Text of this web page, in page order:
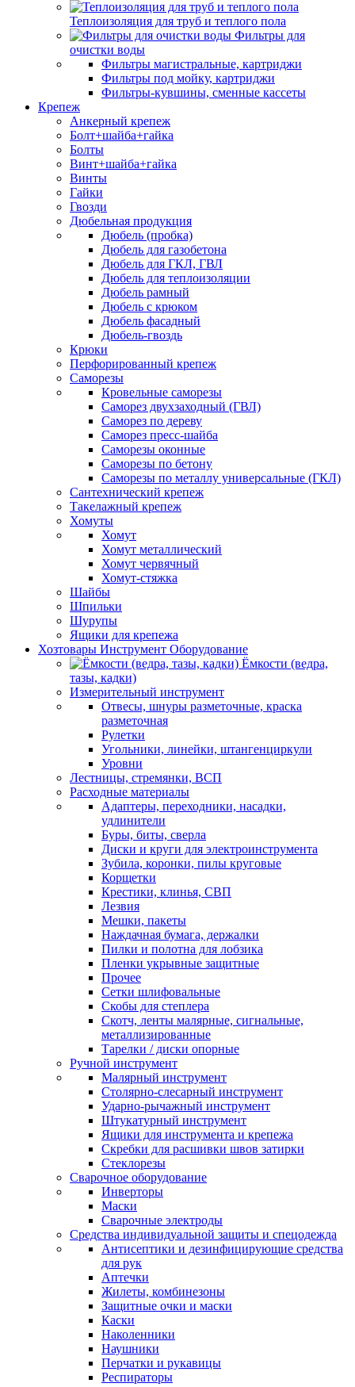
Теплоизоляция для труб и теплого пола
Фильтры для
очистки воды
Фильтры магистральные, картриджи
Фильтры под мойку, картриджи
Фильтры-кувшины, сменные кассеты
Крепеж
Анкерный крепеж
Болт+шайба+гайка
Болты
Винт+шайба+гайка
Винты
Гайки
Гвозди
Дюбельная продукция
Дюбель (пробка)
Дюбель для газобетона
Дюбель для ГКЛ, ГВЛ
Дюбель для теплоизоляции
Дюбель рамный
Дюбель с крюком
Дюбель фасадный
Дюбель-гвоздь
Крюки
Перфорированный крепеж
Саморезы
Кровельные саморезы
Саморез двухзаходный (ГВЛ)
Саморез по дереву
Саморез пресс-шайба
Саморезы оконные
Саморезы по бетону
Саморезы по металлу универсальные (ГКЛ)
Сантехнический крепеж
Такелажный крепеж
Хомуты
Хомут
Хомут металлический
Хомут червячный
Хомут-стяжка
Шайбы
Шпильки
Шурупы
Ящики для крепежа
Хозтовары Инструмент Оборудование
Ёмкости (ведра,
тазы, кадки)
Измерительный инструмент
Отвесы, шнуры разметочные, краска
разметочная
Рулетки
Угольники, линейки, штангенциркули
Уровни
Лестницы, стремянки, ВСП
Расходные материалы
Адаптеры, переходники, насадки,
удлинители
Буры, биты, сверла
Диски и круги для электроинструмента
Зубила, коронки, пилы круговые
Корщетки
Крестики, клинья, СВП
Лезвия
Мешки, пакеты
Наждачная бумага, держалки
Пилки и полотна для лобзика
Пленки укрывные защитные
Прочее
Сетки шлифовальные
Скобы для степлера
Скотч, ленты малярные, сигнальные,
металлизированные
Тарелки / диски опорные
Ручной инструмент
Малярный инструмент
Столярно-слесарный инструмент
Ударно-рычажный инструмент
Штукатурный инструмент
Ящики для инструмента и крепежа
Скребки для расшивки швов затирки
Стеклорезы
Сварочное оборудование
Инверторы
Маски
Сварочные электроды
Средства индивидуальной защиты и спецодежда
Антисептики и дезинфицирующие средства
для рук
Аптечки
Жилеты, комбинезоны
Защитные очки и маски
Каски
Наколенники
Наушники
Перчатки и рукавицы
Респираторы